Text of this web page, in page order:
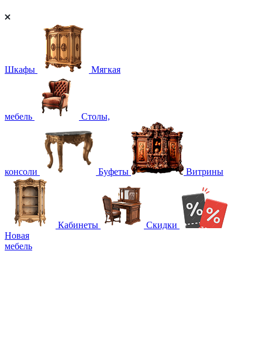
Шкафы Мягкая
мебель Столы,
консоли Буфеты Витрины
Кабинеты
Скидки
Новая
мебель